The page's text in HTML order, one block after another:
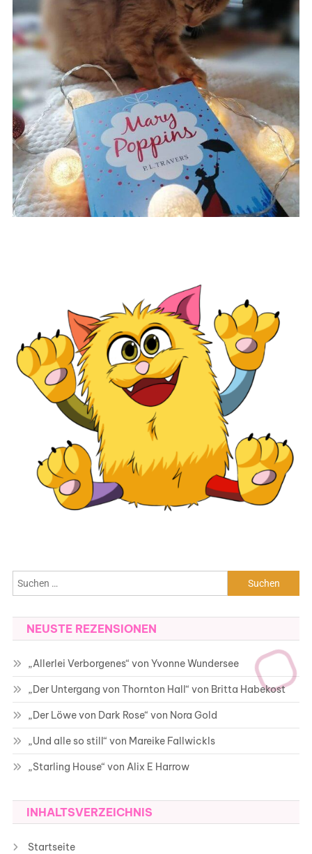
Suchen
nach:
NEUSTE REZENSIONEN
„Allerlei Verborgenes“ von Yvonne Wundersee
„Der Untergang von Thornton Hall“ von Britta Habekost
„Der Löwe von Dark Rose“ von Nora Gold
„Und alle so still“ von Mareike Fallwickls
„Starling House“ von Alix E Harrow
INHALTSVERZEICHNIS
Startseite